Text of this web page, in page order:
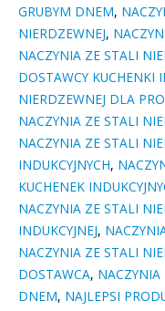
GRUBYM DNEM,
NIERDZEWNEJ,
NACZYNIA ZE STALI
DOSTAWCY KUCHENKI
NIERDZEWNEJ DLA
NACZYNIA ZE STALI
NACZYNIA ZE STALI
INDUKCYJNYCH,
KUCHENEK
NACZYNIA ZE STALI
INDUKCYJNEJ,
NACZYNIA ZE STALI
DOSTAWCA, NACZYNIA
DNEM, NAJLEPSI